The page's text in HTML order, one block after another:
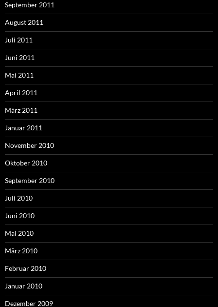
September 2011
August 2011
Juli 2011
Juni 2011
Mai 2011
April 2011
März 2011
Januar 2011
November 2010
Oktober 2010
September 2010
Juli 2010
Juni 2010
Mai 2010
März 2010
Februar 2010
Januar 2010
Dezember 2009